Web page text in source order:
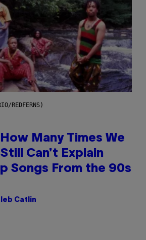
REDFERNS)
Many Times We
Can’t Explain
Songs From the 90s
Catlin